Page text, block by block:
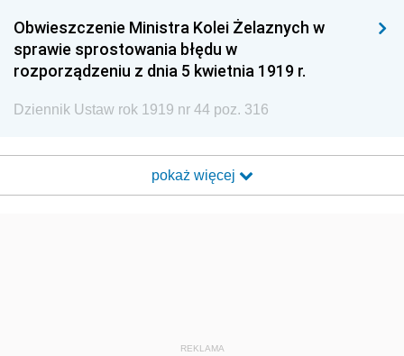
Obwieszczenie Ministra Kolei Żelaznych w
sprawie sprostowania błędu w
rozporządzeniu z dnia 5 kwietnia 1919 r.
Dziennik Ustaw rok 1919 nr 44 poz. 316
pokaż więcej
REKLAMA